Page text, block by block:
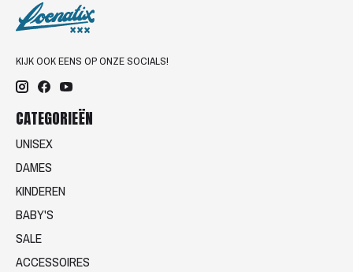
KIJK OOK EENS OP ONZE SOCIALS!
CATEGORIEËN
UNISEX
DAMES
KINDEREN
BABY'S
SALE
ACCESSOIRES